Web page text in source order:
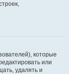
которые
или
удалять и